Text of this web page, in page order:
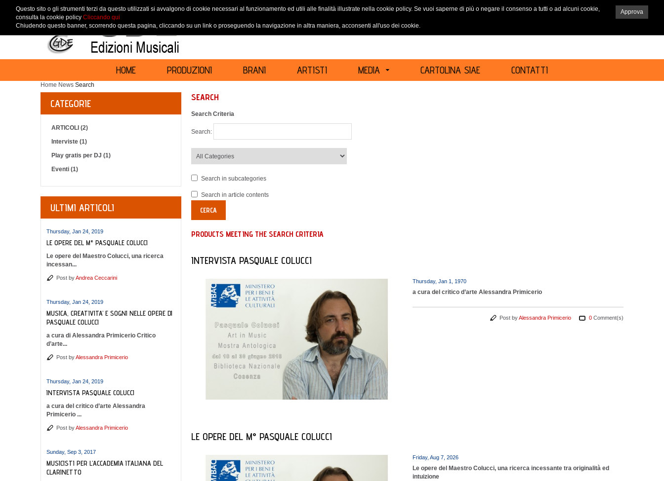
ACCEDI REGISTRATI
HOME PRODUZIONI BRANI ARTISTI MEDIA CARTOLINA SIAE CONTATTI
Home News Search
CATEGORIE
ARTICOLI (2)
Interviste (1)
Play gratis per DJ (1)
Eventi (1)
ULTIMI ARTICOLI
Thursday, Jan 24, 2019
LE OPERE DEL M° PASQUALE COLUCCI
Le opere del Maestro Colucci, una ricerca
incessan...
Post byAndrea Ceccarini
Thursday, Jan 24, 2019
MUSICA, CREATIVITA’ E SOGNI NELLE OPERE DI
PASQUALE COLUCCI
a cura di Alessandra Primicerio Critico
d’arte...
Post byAlessandra Primicerio
Thursday, Jan 24, 2019
INTERVISTA PASQUALE COLUCCI
a cura del critico d’arte Alessandra
Primicerio ...
Post byAlessandra Primicerio
Sunday, Sep 3, 2017
MUSICISTI PER L'ACCADEMIA ITALIANA DEL
CLARINETTO
SEARCH
Search Criteria
Search:
Search in subcategories
Search in article contents
PRODUCTS MEETING THE SEARCH CRITERIA
INTERVISTA PASQUALE COLUCCI
Thursday, Jan 1, 1970
a cura del critico d’arte Alessandra Primicerio
Post byAlessandra Primicerio 0 Comment(s)
LE OPERE DEL M° PASQUALE COLUCCI
Friday, Aug 7, 2026
Le opere del Maestro Colucci, una ricerca incessante tra originalità ed
intuizione
Approva
Questo sito o gli strumenti terzi da questo utilizzati si avvalgono di cookie necessari al funzionamento ed utili alle finalità illustrate nella cookie policy. Se vuoi saperne di più o negare il consenso a tutti o ad alcuni cookie,
consulta la cookie policy Cliccando qui
Chiudendo questo banner, scorrendo questa pagina, cliccando su un link o proseguendo la navigazione in altra maniera, acconsenti all'uso dei cookie.